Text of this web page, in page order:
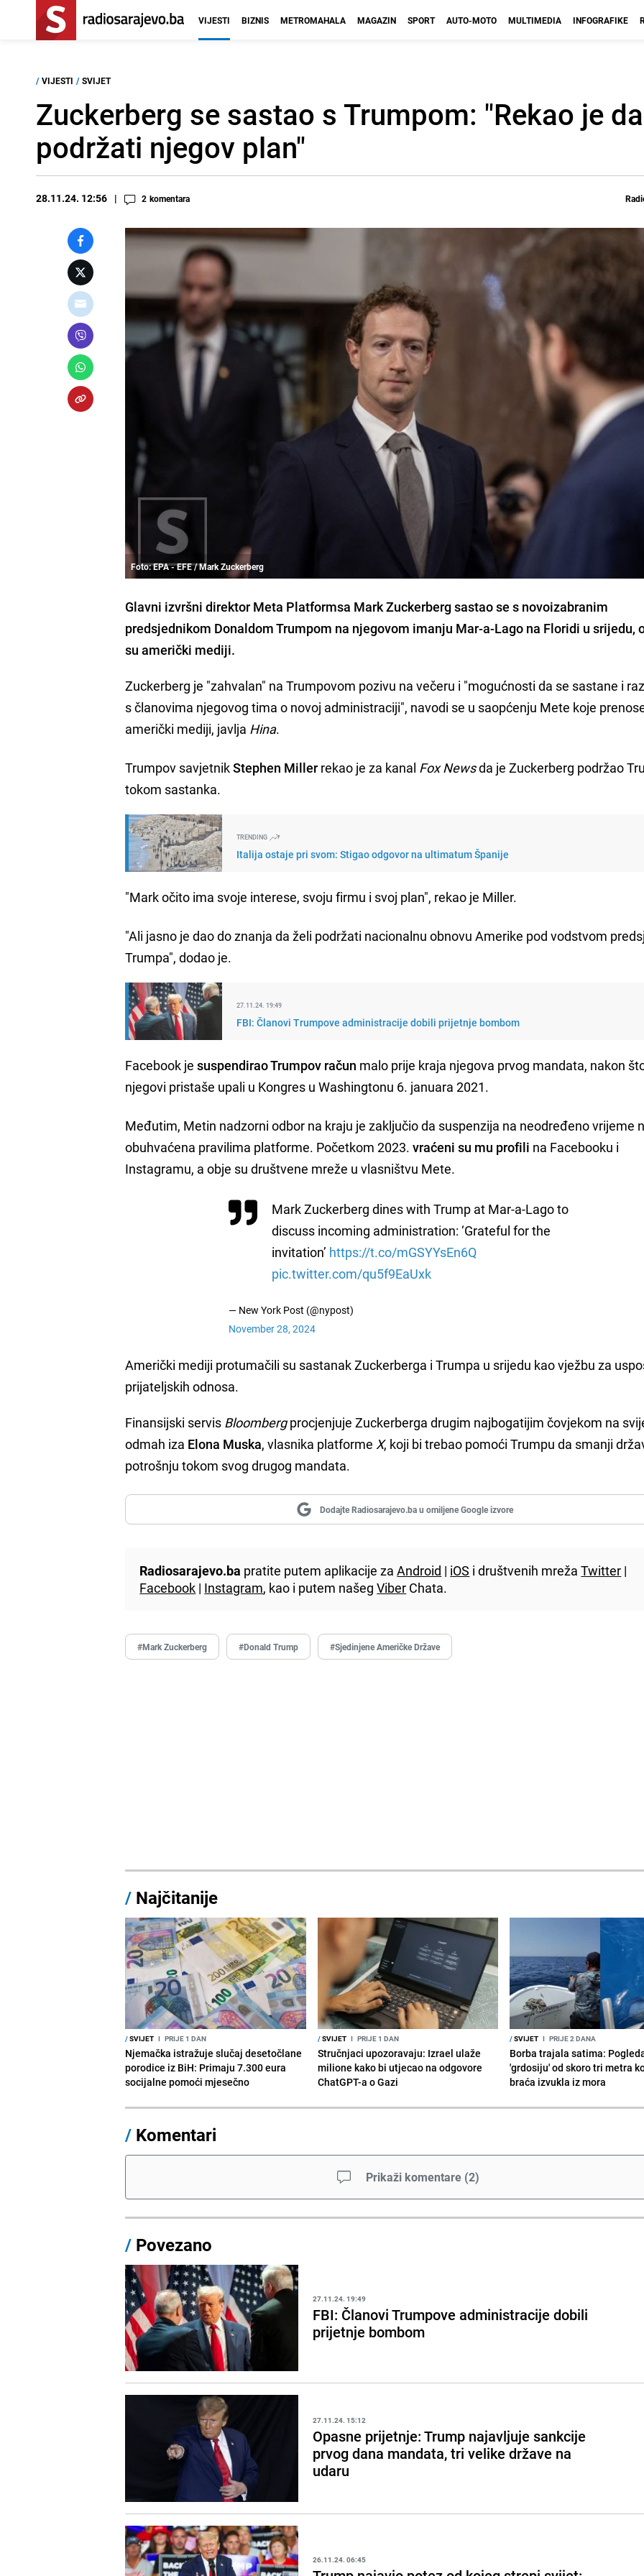
VIJESTI BIZNIS METROMAHALA MAGAZIN SPORT AUTO-MOTO MULTIMEDIA INFOGRAFIKE
/ VIJESTI / SVIJET
Zuckerberg se sastao s Trumpom: "Rekao je
podržati njegov plan"
28.11.24. 12:56 2 komentara
Foto: EPA - EFE / Mark Zuckerberg
Glavni izvršni direktor Meta Platformsa Mark Zuckerberg sastao se s novoizabranim
predsjednikom Donaldom Trumpom na njegovom imanju Mar-a-Lago na Floridi u srijedu,
su američki mediji.
Zuckerberg je "zahvalan" na Trumpovom pozivu na večeru i "mogućnosti da se sastane i
s članovima njegovog tima o novoj administraciji", navodi se u saopćenju Mete koje
američki mediji, javlja Hina.
Trumpov savjetnikStephen Miller rekao je za kanal Fox Newsda je Zuckerberg podržao
tokom sastanka.
TRENDING
Italija ostaje pri svom: Stigao odgovor na ultimatum Španije
"Mark očito ima svoje interese, svoju firmu i svoj plan", rekao je Miller.
"Ali jasno je dao do znanja da želi podržati nacionalnu obnovu Amerike pod vodstvom
Trumpa", dodao je.
27.11.24. 19:49
FBI: Članovi Trumpove administracije dobili prijetnje bombom
Facebook jesuspendirao Trumpov račun malo prije kraja njegova prvog mandata, nakon
njegovi pristaše upali u Kongres u Washingtonu 6. januara 2021.
Međutim, Metin nadzorni odbor na kraju je zaključio da suspenzija na neodređeno vrijeme
obuhvaćena pravilima platforme. Početkom 2023.vraćeni su mu profili na Facebooku i
Instagramu, a obje su društvene mreže u vlasništvu Mete.
Mark Zuckerberg dines with Trump at Mar-a-Lago to
discuss incoming administration: ‘Grateful for the
invitation’ https://t.co/mGSYYsEn6Q
pic.twitter.com/qu5f9EaUxk
— New York Post (@nypost)
November 28, 2024
Američki mediji protumačili su sastanak Zuckerberga i Trumpa u srijedu kao vježbu za
prijateljskih odnosa.
Finansijski servis Bloombergprocjenjuje Zuckerberga drugim najbogatijim čovjekom na
odmah iza Elona Muska, vlasnika platforme X, koji bi trebao pomoći Trumpu da smanji
potrošnju tokom svog drugog mandata.
Dodajte Radiosarajevo.ba u omiljene Google izvore
Radiosarajevo.ba pratite putem aplikacije zaAndroid | iOS i društvenih mrežaTwitter |
Facebook | Instagram, kao i putem našegViber Chata.
#Mark Zuckerberg #Donald Trump #Sjedinjene Američke Države
/ Najčitanije
/SVIJET I PRIJE 1 DAN
Njemačka istražuje slučaj desetočlane
porodice iz BiH: Primaju 7.300 eura
socijalne pomoći mjesečno
/SVIJET I PRIJE 1 DAN
Stručnjaci upozoravaju: Izrael ulaže
milione kako bi utjecao na odgovore
ChatGPT-a o Gazi
/SVIJET I PRIJE 2 DANA
Borba trajala satima:
'grdosiju' od skoro tri metra
braća izvukla iz mora
/ Komentari
Prikaži komentare (2)
/ Povezano
27.11.24. 19:49
FBI: Članovi Trumpove administracije dobili
prijetnje bombom
27.11.24. 15:12
Opasne prijetnje: Trump najavljuje sankcije
prvog dana mandata, tri velike države na
udaru
26.11.24. 06:45